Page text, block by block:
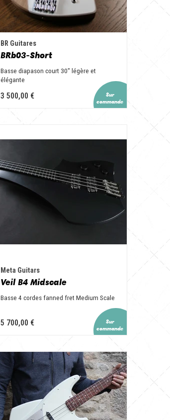
BR Guitares
BRb03-Short
Basse diapason court 30" légère et
élégante
3 500,00 €
Meta Guitars
Veil B4 Midscale
Basse 4 cordes fanned fret Medium Scale
5 700,00 €